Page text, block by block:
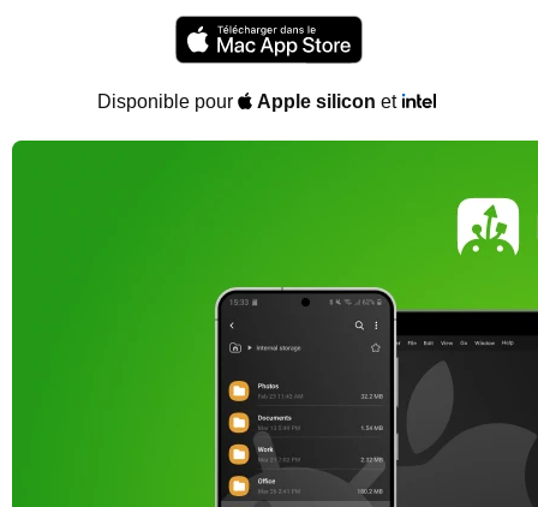
Disponible pour Apple silicon et